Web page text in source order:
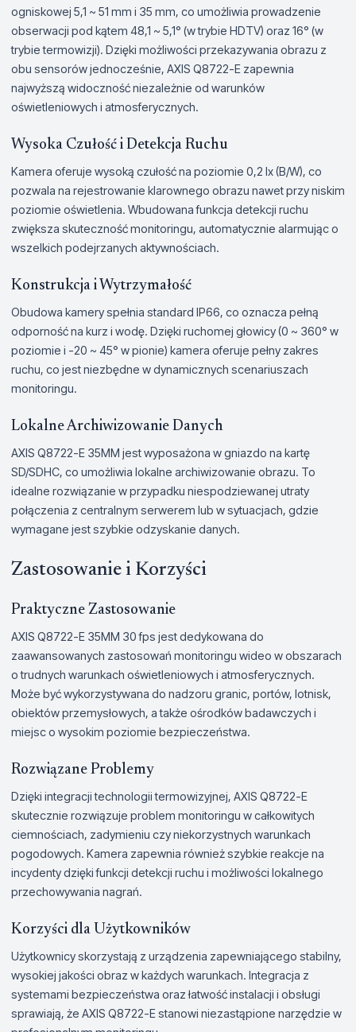
ogniskowej 5,1 ~ 51 mm i 35 mm, co umożliwia prowadzenie
obserwacji pod kątem 48,1 ~ 5,1° (w trybie HDTV) oraz 16° (w
trybie termowizji). Dzięki możliwości przekazywania obrazu z
obu sensorów jednocześnie, AXIS Q8722-E zapewnia
najwyższą widoczność niezależnie od warunków
oświetleniowych i atmosferycznych.
Wysoka Czułość i Detekcja Ruchu
Kamera oferuje wysoką czułość na poziomie 0,2 lx (B/W), co
pozwala na rejestrowanie klarownego obrazu nawet przy niskim
poziomie oświetlenia. Wbudowana funkcja detekcji ruchu
zwiększa skuteczność monitoringu, automatycznie alarmując o
wszelkich podejrzanych aktywnościach.
Konstrukcja i Wytrzymałość
Obudowa kamery spełnia standard IP66, co oznacza pełną
odporność na kurz i wodę. Dzięki ruchomej głowicy (0 ~ 360° w
poziomie i -20 ~ 45° w pionie) kamera oferuje pełny zakres
ruchu, co jest niezbędne w dynamicznych scenariuszach
monitoringu.
Lokalne Archiwizowanie Danych
AXIS Q8722-E 35MM jest wyposażona w gniazdo na kartę
SD/SDHC, co umożliwia lokalne archiwizowanie obrazu. To
idealne rozwiązanie w przypadku niespodziewanej utraty
połączenia z centralnym serwerem lub w sytuacjach, gdzie
wymagane jest szybkie odzyskanie danych.
Zastosowanie i Korzyści
Praktyczne Zastosowanie
AXIS Q8722-E 35MM 30 fps jest dedykowana do
zaawansowanych zastosowań monitoringu wideo w obszarach
o trudnych warunkach oświetleniowych i atmosferycznych.
Może być wykorzystywana do nadzoru granic, portów, lotnisk,
obiektów przemysłowych, a także ośrodków badawczych i
miejsc o wysokim poziomie bezpieczeństwa.
Rozwiązane Problemy
Dzięki integracji technologii termowizyjnej, AXIS Q8722-E
skutecznie rozwiązuje problem monitoringu w całkowitych
ciemnościach, zadymieniu czy niekorzystnych warunkach
pogodowych. Kamera zapewnia również szybkie reakcje na
incydenty dzięki funkcji detekcji ruchu i możliwości lokalnego
przechowywania nagrań.
Korzyści dla Użytkowników
Użytkownicy skorzystają z urządzenia zapewniającego stabilny,
wysokiej jakości obraz w każdych warunkach. Integracja z
systemami bezpieczeństwa oraz łatwość instalacji i obsługi
sprawiają, że AXIS Q8722-E stanowi niezastąpione narzędzie w